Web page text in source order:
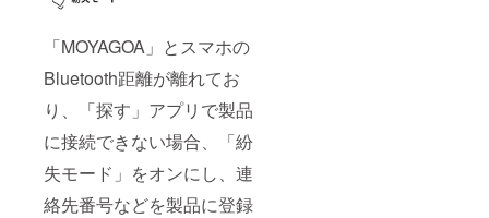
「MOYAGOA」とスマホの
Bluetooth距離が離れてお
り、「探す」アプリで製品
に接続できない場合、「紛
失モード」をオンにし、連
絡先番号などを製品に登録